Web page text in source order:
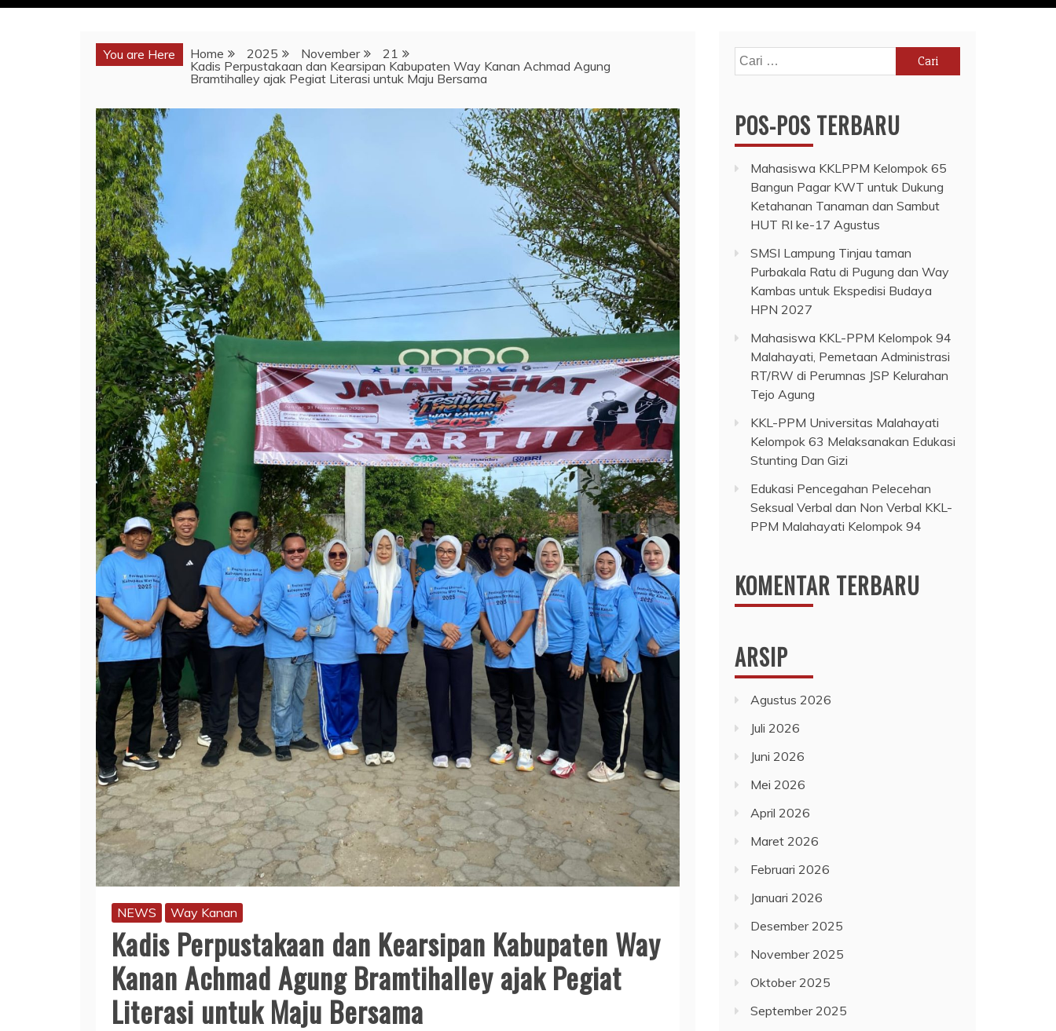
You are Here Home 2025 November
21
Kadis Perpustakaan dan Kearsipan Kabupaten Way Kanan Achmad Agung
Bramtihalley ajak Pegiat Literasi untuk Maju Bersama
NEWS Way Kanan
Kadis Perpustakaan dan Kearsipan Kabupaten Way
Kanan Achmad Agung Bramtihalley ajak Pegiat
Literasi untuk Maju Bersama
Cari
untuk:
POS-POS TERBARU
Mahasiswa KKLPPM Kelompok 65
Bangun Pagar KWT untuk Dukung
Ketahanan Tanaman dan Sambut
HUT RI ke-17 Agustus
SMSI Lampung Tinjau taman
Purbakala Ratu di Pugung dan Way
Kambas untuk Ekspedisi Budaya
HPN 2027
Mahasiswa KKL-PPM Kelompok 94
Malahayati, Pemetaan Administrasi
RT/RW di Perumnas JSP Kelurahan
Tejo Agung
KKL-PPM Universitas Malahayati
Kelompok 63 Melaksanakan Edukasi
Stunting Dan Gizi
Edukasi Pencegahan Pelecehan
Seksual Verbal dan Non Verbal KKL-
PPM Malahayati Kelompok 94
KOMENTAR TERBARU
ARSIP
Agustus 2026
Juli 2026
Juni 2026
Mei 2026
April 2026
Maret 2026
Februari 2026
Januari 2026
Desember 2025
November 2025
Oktober 2025
September 2025